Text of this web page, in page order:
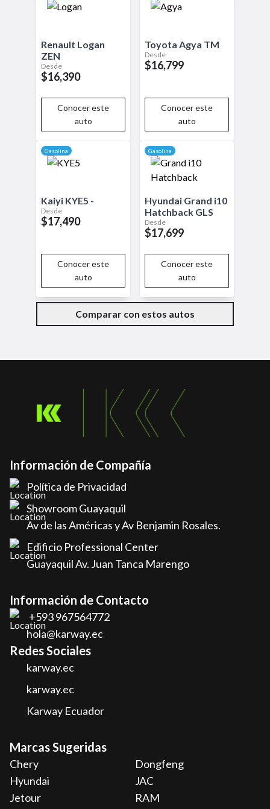
Renault Logan
ZEN
Desde
$16,390
Conocer este
auto
Toyota Agya TM
Desde
$16,799
Conocer este
auto
Gasolina
Kaiyi KYE5 -
Desde
$17,490
Conocer este
auto
Gasolina
Hyundai Grand i10
Hatchback GLS
Desde
$17,699
Conocer este
auto
Comparar con estos autos
Información de Compañía
Política de Privacidad
Showroom Guayaquil
Av de las Américas y Av Benjamin Rosales.
Edificio Professional Center
Guayaquil Av. Juan Tanca Marengo
Información de Contacto
+593 967564772
hola@karway.ec
Redes Sociales
karway.ec
karway.ec
Karway Ecuador
Marcas Sugeridas
Chery
Dongfeng
Hyundai
JAC
Jetour
RAM